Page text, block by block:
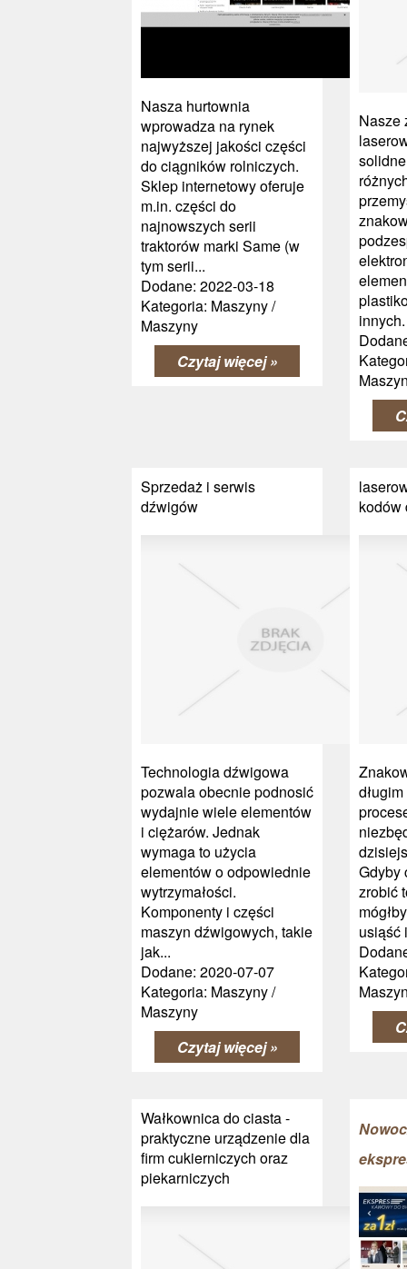
Nasza hurtownia
wprowadza na rynek
najwyższej jakości części
do ciągników rolniczych.
Sklep internetowy oferuje
m.in. części do
najnowszych serii
traktorów marki Same (w
tym serii...
Dodane: 2022-03-18
Kategoria: Maszyny /
Maszyny
Czytaj więcej »
Nasze
Sprzedaż i serwis
dźwigów
Technologia dźwigowa
pozwala obecnie podnosić
wydajnie wiele elementów
i ciężarów. Jednak
wymaga to użycia
elementów o odpowiednie
wytrzymałości.
Komponenty i części
maszyn dźwigowych, takie
jak...
Dodane: 2020-07-07
Kategoria: Maszyny /
Maszyny
Czytaj więcej »
kodów
Gdyby
zrobić
usiąść
Wałkownica do ciasta -
praktyczne urządzenie dla
firm cukierniczych oraz
piekarniczych